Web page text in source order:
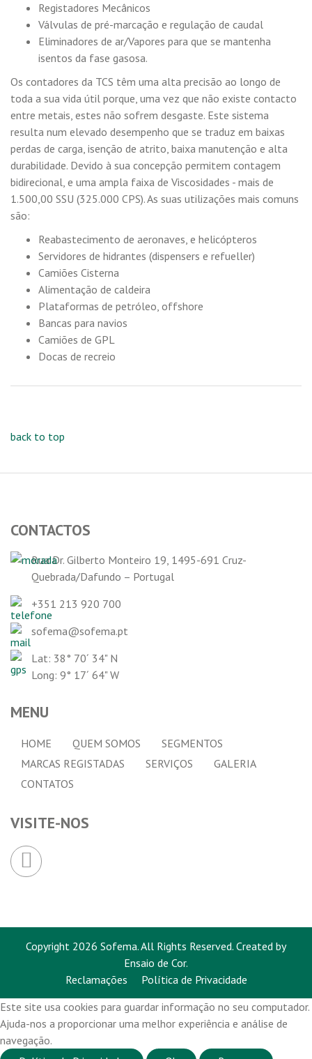
Registadores Mecânicos
Válvulas de pré-marcação e regulação de caudal
Eliminadores de ar/Vapores para que se mantenha
isentos da fase gasosa.
Os contadores da TCS têm uma alta precisão ao longo de
toda a sua vida útil porque, uma vez que não existe contacto
entre metais, estes não sofrem desgaste. Este sistema
resulta num elevado desempenho que se traduz em baixas
perdas de carga, isenção de atrito, baixa manutenção e alta
durabilidade. Devido à sua concepção permitem contagem
bidirecional, e uma ampla faixa de Viscosidades - mais de
1.500,00 SSU (325.000 CPS). As suas utilizações mais comuns
são:
Reabastecimento de aeronaves, e helicópteros
Servidores de hidrantes (dispensers e refueller)
Camiões Cisterna
Alimentação de caldeira
Plataformas de petróleo, offshore
Bancas para navios
Camiões de GPL
Docas de recreio
back to top
CONTACTOS
Rua Dr. Gilberto Monteiro 19, 1495-691 Cruz-
Quebrada/Dafundo – Portugal
+351 213 920 700
sofema@sofema.pt
Lat: 38° 70´ 34" N
Long: 9° 17´ 64" W
MENU
HOME QUEM SOMOS
SEGMENTOS
MARCAS REGISTADAS
SERVIÇOS
GALERIA
CONTATOS
VISITE-NOS
Copyright 2026 Sofema. All Rights Reserved. Created by
Ensaio de Cor.
Reclamações
Política de Privacidade
Este site usa cookies para guardar informação no seu computador.
Ajuda-nos a proporcionar uma melhor experiência e análise de
navegação.